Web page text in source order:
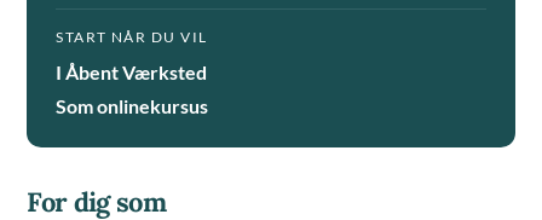
START NÅR DU VIL
I Åbent Værksted
Som onlinekursus
For dig som